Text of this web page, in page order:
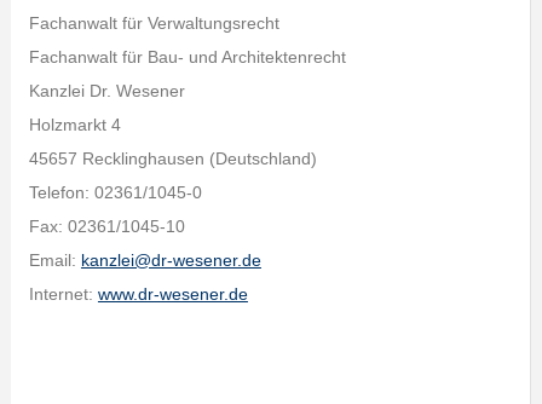
Fachanwalt für Verwaltungsrecht
Fachanwalt für Bau- und Architektenrecht
Kanzlei Dr. Wesener
Holzmarkt 4
45657 Recklinghausen (Deutschland)
Telefon: 02361/1045-0
Fax: 02361/1045-10
Email: kanzlei@dr-wesener.de
Internet: www.dr-wesener.de